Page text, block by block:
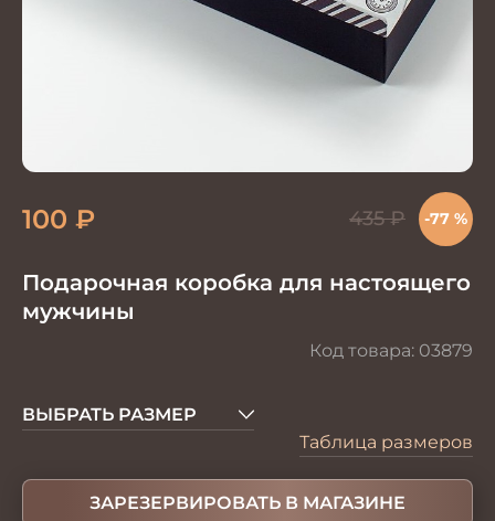
Подарочная коробка для настоящего
мужчины
Код товара: 03879
100 ₽ 435₽ -77 %
ВЫБРАТЬ РАЗМЕР
Таблица размеров
ЗАРЕЗЕРВИРОВАТЬ В МАГАЗИНЕ